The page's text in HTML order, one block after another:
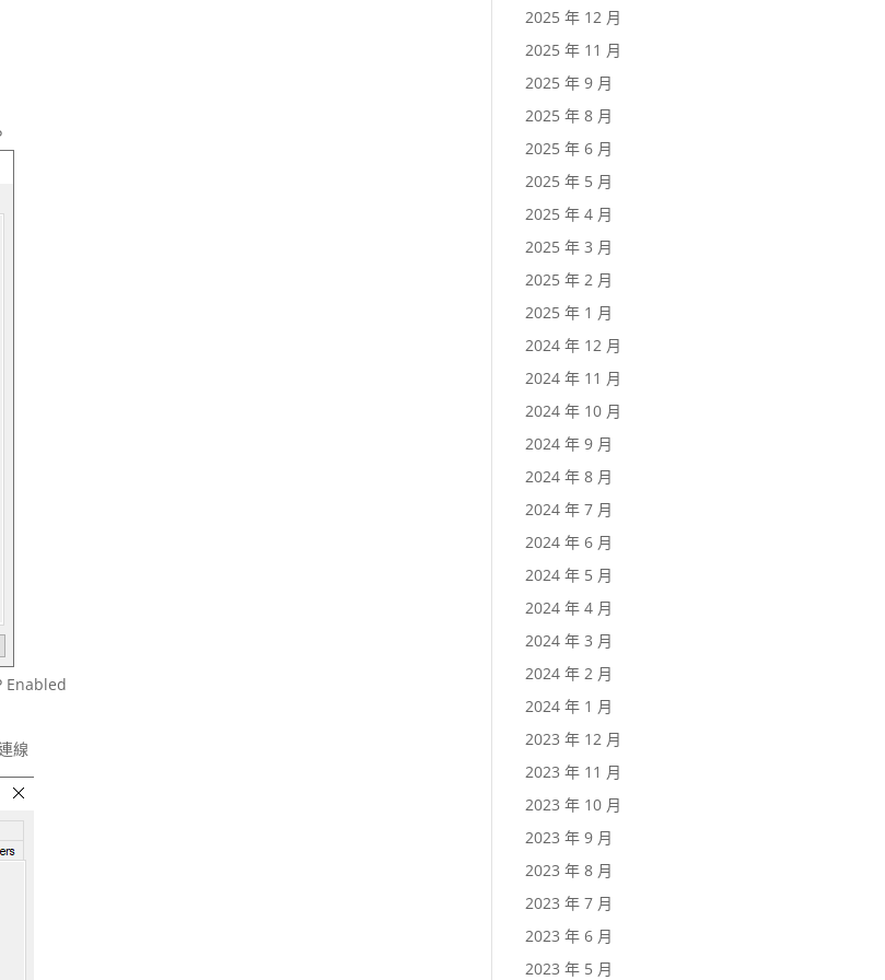
Enabled
線
2025 年 12 月
2025 年 11 月
2025 年 9 月
2025 年 8 月
2025 年 6 月
2025 年 5 月
2025 年 4 月
2025 年 3 月
2025 年 2 月
2025 年 1 月
2024 年 12 月
2024 年 11 月
2024 年 10 月
2024 年 9 月
2024 年 8 月
2024 年 7 月
2024 年 6 月
2024 年 5 月
2024 年 4 月
2024 年 3 月
2024 年 2 月
2024 年 1 月
2023 年 12 月
2023 年 11 月
2023 年 10 月
2023 年 9 月
2023 年 8 月
2023 年 7 月
2023 年 6 月
2023 年 5 月